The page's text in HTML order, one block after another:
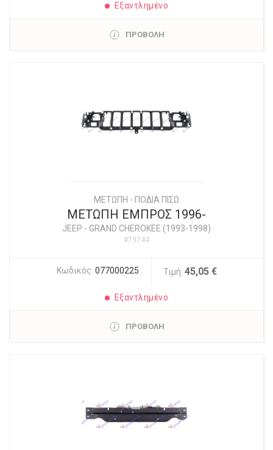
Εξαντλημένο
ΠΡΟΒΟΛΗ
ΜΕΤΩΠΗ - ΠΟΔΙΑ ΠΙΣΩ
ΜΕΤΩΠΗ ΕΜΠΡΟΣ 1996-
JEEP - GRAND CHEROKEE (1993-1998)
#79744
Κωδικός: 077000225 Τιμή: 45,05 €
Εξαντλημένο
ΠΡΟΒΟΛΗ